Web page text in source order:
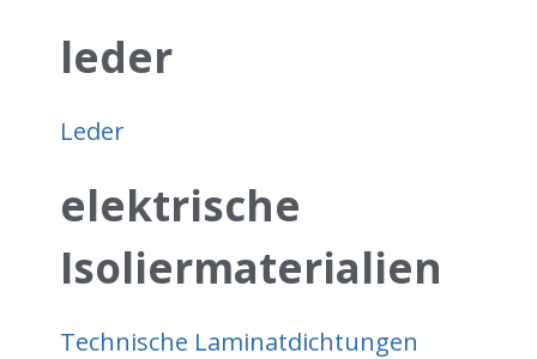
leder
Leder
elektrische
Isoliermaterialien
Technische Laminatdichtungen